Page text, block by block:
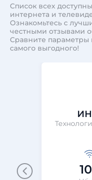
Список всех
интернета и
Ознакомьтесь с
честными отзывами
Сравните
самого выгодного!